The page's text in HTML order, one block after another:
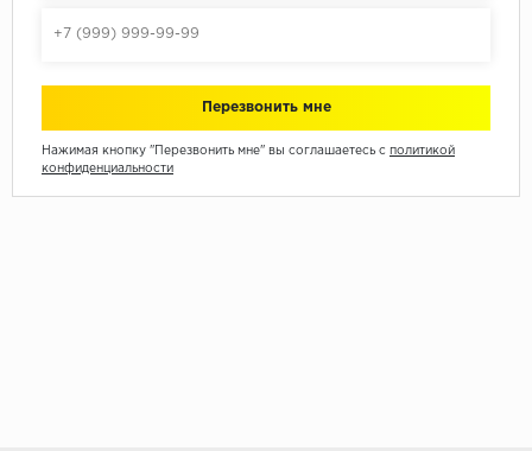
Нажимая кнопку "Перезвонить мне" вы соглашаетесь с политикой
конфиденциальности